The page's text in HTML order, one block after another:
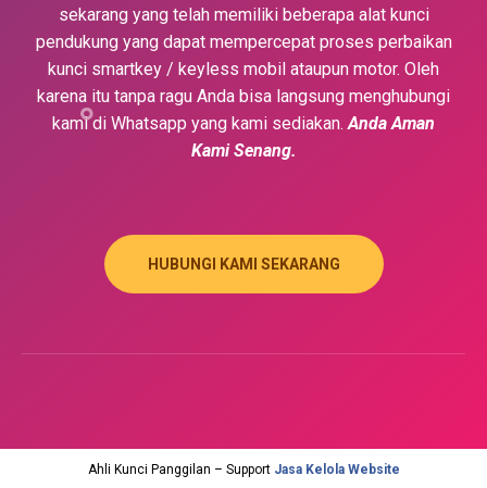
sekarang yang telah memiliki beberapa alat kunci
pendukung yang dapat mempercepat proses perbaikan
kunci smartkey / keyless mobil ataupun motor. Oleh
karena itu tanpa ragu Anda bisa langsung menghubungi
kami di Whatsapp yang kami sediakan.Anda Aman
Kami Senang.
HUBUNGI KAMI SEKARANG
Ahli Kunci Panggilan – Support Jasa Kelola Website